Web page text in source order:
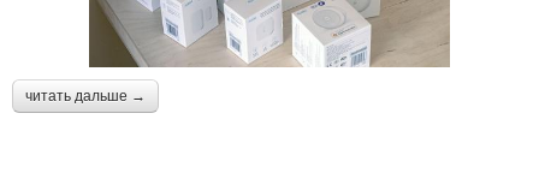
читать дальше →